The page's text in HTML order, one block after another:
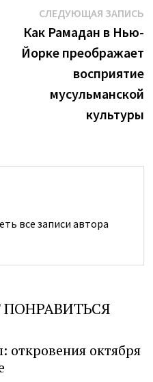
СЛЕДУЮЩАЯ ЗАПИСЬ
Как Рамадан в Нью-
Йорке преображает
восприятие
мусульманской
культуры
все записи автора
октября